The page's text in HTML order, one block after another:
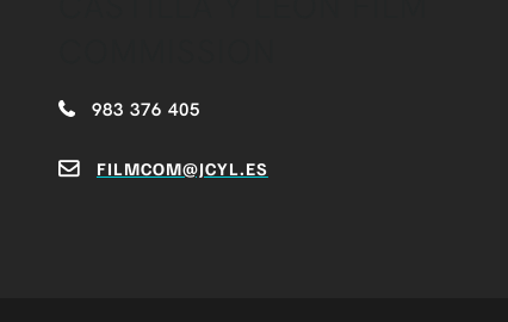
983 376 405
FILMCOM@JCYL.ES